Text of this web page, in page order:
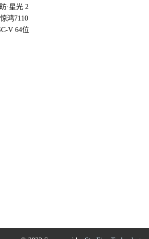
昉·星光 2
惊鸿7110
V 64位